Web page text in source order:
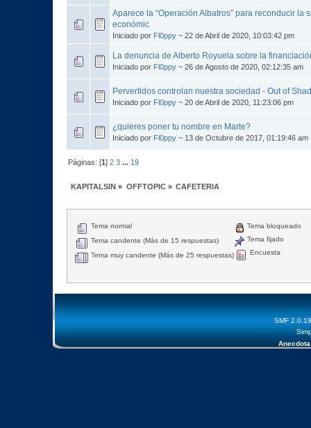
Aparece la “Operación Albatros” para reconducir la
económic
Iniciado por Fl0ppy ~ 22 de Abril de 2020, 10:03:42 pm
La denuncia de Alberto Royuela sobre la
Iniciado por Fl0ppy ~ 26 de Agosto de 2020, 02:12:35 am
Pervertidos controlan nuestra sociedad - Out of
Iniciado por Fl0ppy ~ 20 de Abril de 2020, 11:23:06 pm
¿quieres poner tu nombre en Marte?
Iniciado por Fl0ppy ~ 13 de Octubre de 2017, 01:19:46 am
Páginas: [1]2 3 ... 19
KAPITALSIN » OFFTOPIC» CAFETERIA
Tema normal
Tema candente (Más de 15 respuestas)
Tema muy candente (Más de 25 respuestas)
Tema bloqueado
Tema fijado
Encuesta
SMF 2.0.19
Anecdota